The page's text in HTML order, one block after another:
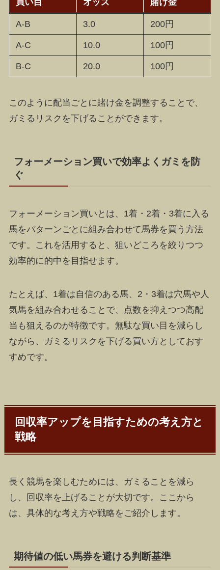
買い目 オッズ 賭け金
A-B 3.0 200円
A-C 10.0 100円
B-C 20.0 100円
このように配当ごとに賭け金を調整することで、
ガミるリスクを下げることができます。
フォーメーション買いで効率よくガミを防
ぐ
フォーメーション買いとは、1着・2着・3着に入る
馬をパターンごとに組み合わせて馬券を買う方法
です。これを活用すると、狙いどころを絞りつつ
効率的に的中を目指せます。
たとえば、1着は自信のある馬、2・3着は穴馬や人
気馬を組み合わせることで、点数を抑えつつ高配
当も狙えるのが特徴です。無駄な買い目を減らし
ながら、ガミるリスクを下げる買い方としておす
すめです。
回収率アップを目指すための考え方と
戦略
長く競馬を楽しむためには、ガミることを減ら
し、回収率を上げることが大切です。ここから
は、具体的な考え方や戦略をご紹介します。
期待値の低い馬券を避ける判断基準